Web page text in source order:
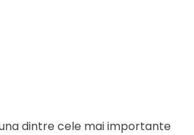
dintre cele mai importante